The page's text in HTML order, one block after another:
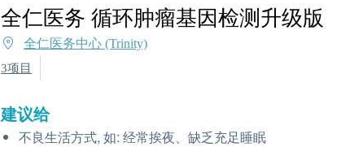
全仁医务 循环肿瘤基因检测升级版
全仁医务中心 (Trinity)
3项目
建议给
不良生活方式, 如: 经常挨夜、缺乏充足睡眠